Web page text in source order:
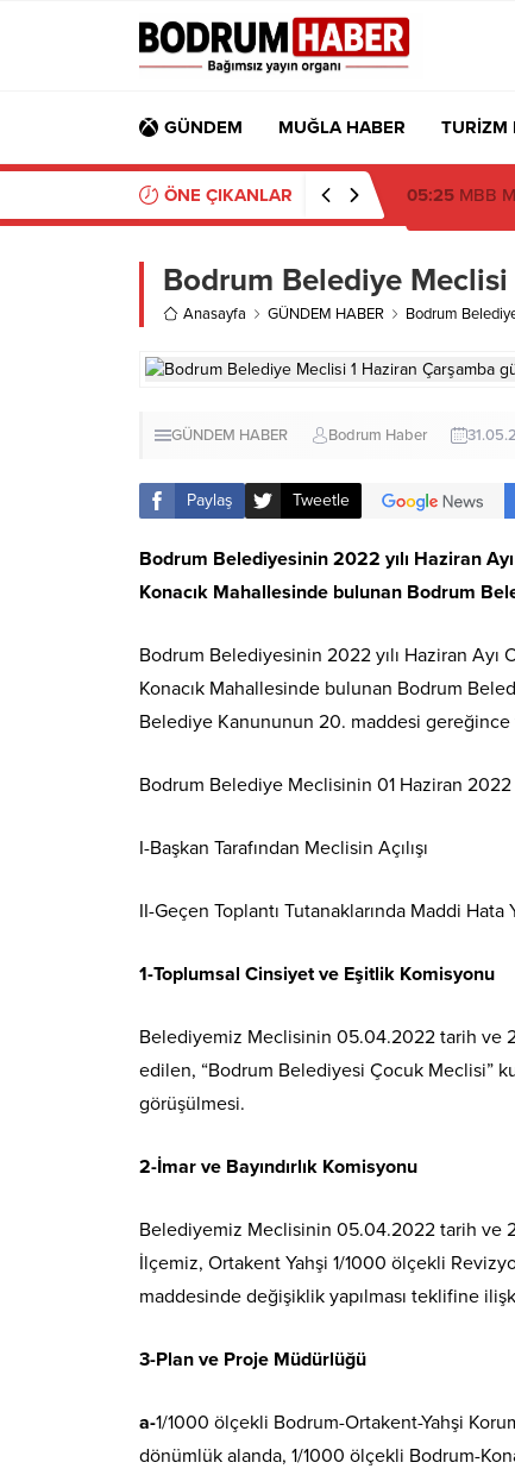
GÜNDEM MUĞLA HABER TURİZM
ÖNE ÇIKANLAR 19:16
Bodrum Belediye
Anasayfa GÜNDEM HABER Bodrum
GÜNDEM HABER Bodrum Haber
Paylaş Tweetle
Bodrum Belediyesinin 2022 yılı Haziran
Konacık Mahallesinde bulunan Bodrum
Bodrum Belediyesinin 2022 yılı Haziran Ayı
Konacık Mahallesinde bulunan Bodrum
Belediye Kanununun 20. maddesi
Bodrum Belediye Meclisinin 01 Haziran 2022
I-Başkan Tarafından Meclisin Açılışı
II-Geçen Toplantı Tutanaklarında Maddi Hata
1-Toplumsal Cinsiyet ve Eşitlik Komisyonu
Belediyemiz Meclisinin 05.04.2022 tarih ve
edilen, “Bodrum Belediyesi Çocuk Meclisi”
görüşülmesi.
2-İmar ve Bayındırlık Komisyonu
Belediyemiz Meclisinin 05.04.2022 tarih ve
İlçemiz, Ortakent Yahşi 1/1000 ölçekli
maddesinde değişiklik yapılması teklifine
3-Plan ve Proje Müdürlüğü
a-1/1000 ölçekli Bodrum-Ortakent-Yahşi
dönümlük alanda, 1/1000 ölçekli Bodrum-